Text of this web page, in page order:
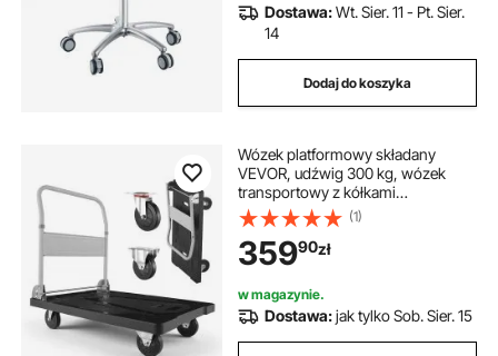
Dostawa:Wt. Sier. 11 - Pt. Sier.
14
Dodaj do koszyka
Wózek platformowy składany
VEVOR, udźwig 300 kg, wózek
transportowy z kółkami
obrotowymi, wózek ręczny z
antypoślizgową powierzchnią
ładunkową, składany wózek
transportowy ułatwiający
przechowywanie, wózek na
kółkach 895 x 595 x 850 mm
(1)
35990zł
w magazynie.
Dostawa:jak tylko Sob. Sier. 15